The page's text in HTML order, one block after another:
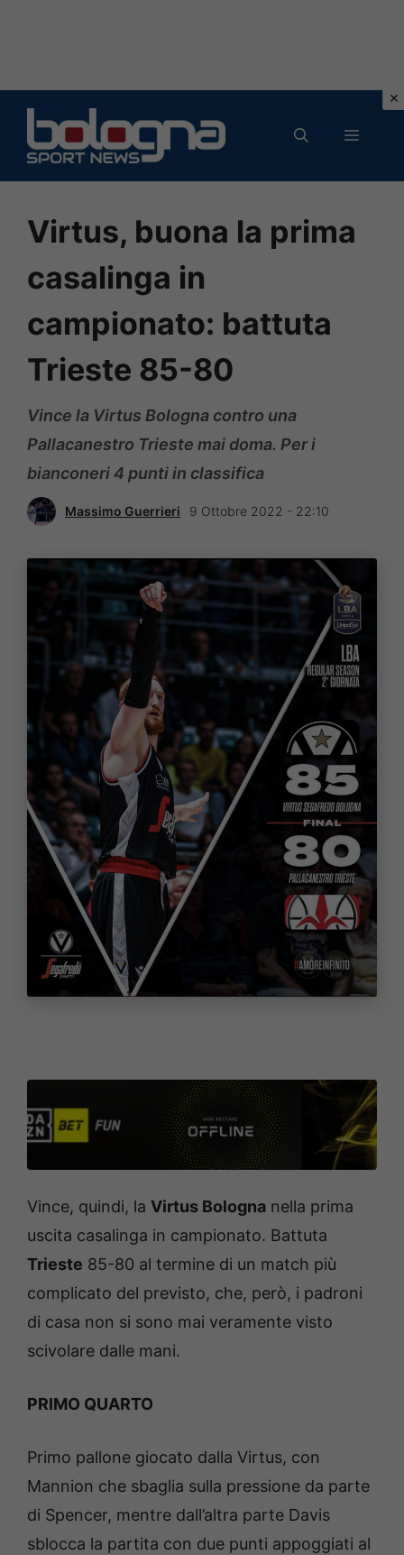
contenuto
MENU
Virtus, buona la prima
casalinga in
campionato: battuta
Trieste 85-80
Vince la Virtus Bologna contro una
Pallacanestro Trieste mai doma. Per i
bianconeri 4 punti in classifica
Massimo Guerrieri 9 Ottobre 2022 - 22:10
Vince, quindi, la Virtus Bologna nella prima
uscita casalinga in campionato. Battuta
Trieste 85-80 al termine di un match più
complicato del previsto, che, però, i padroni
di casa non si sono mai veramente visto
scivolare dalle mani.
PRIMO QUARTO
Primo pallone giocato dalla Virtus, con
Mannion che sbaglia sulla pressione da parte
di Spencer, mentre dall’altra parte Davis
sblocca la partita con due punti appoggiati al